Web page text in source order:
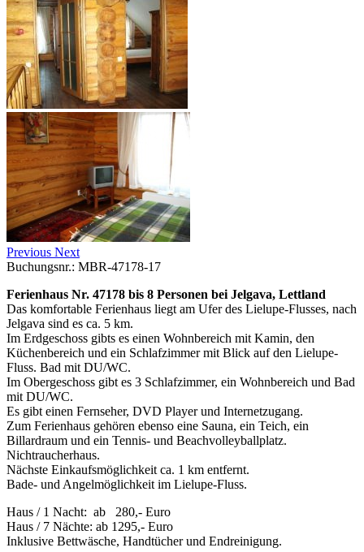
Previous Next
Buchungsnr.: MBR-47178-17
Ferienhaus Nr. 47178 bis 8 Personen bei Jelgava, Lettland
Das komfortable Ferienhaus liegt am Ufer des Lielupe-Flusses, nach
Jelgava sind es ca. 5 km.
Im Erdgeschoss gibts es einen Wohnbereich mit Kamin, den
Küchenbereich und ein Schlafzimmer mit Blick auf den Lielupe-
Fluss. Bad mit DU/WC.
Im Obergeschoss gibt es 3 Schlafzimmer, ein Wohnbereich und Bad
mit DU/WC.
Es gibt einen Fernseher, DVD Player und Internetzugang.
Zum Ferienhaus gehören ebenso eine Sauna, ein Teich, ein
Billardraum und ein Tennis- und Beachvolleyballplatz.
Nichtraucherhaus.
Nächste Einkaufsmöglichkeit ca. 1 km entfernt.
Bade- und Angelmöglichkeit im Lielupe-Fluss.
Haus / 1 Nacht: ab 280,- Euro
Haus / 7 Nächte: ab 1295,- Euro
Inklusive Bettwäsche, Handtücher und Endreinigung.